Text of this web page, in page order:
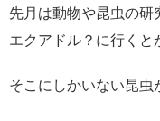
先月は動物や昆虫の
エクアドル？に行くと
そこにしかいない昆虫